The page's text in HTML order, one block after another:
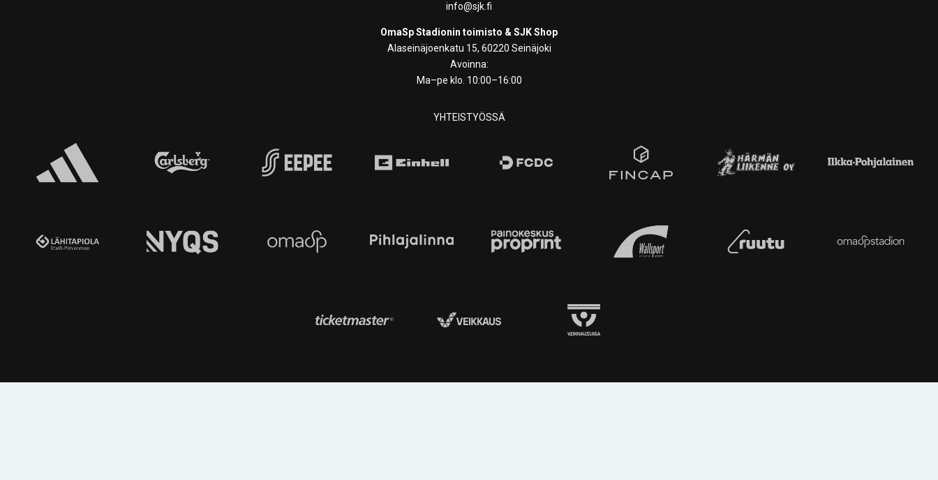
info@sjk.fi
OmaSp Stadionin toimisto & SJK Shop
Alaseinäjoenkatu 15, 60220 Seinäjoki
Avoinna:
Ma–pe klo. 10:00–16:00
YHTEISTYÖSSÄ